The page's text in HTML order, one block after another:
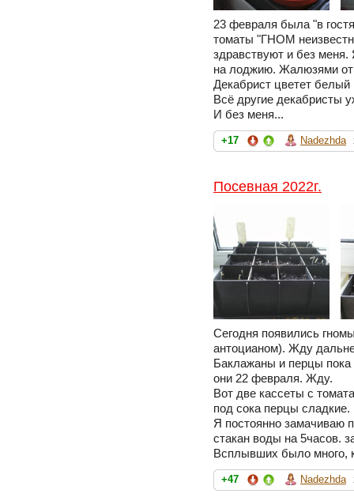
23 февраля была "в
томаты "ГНОМ
здравствуют и без
на лоджию. Жалюзями
Декабрист цветет белый
Всё другие декабристы
И без меня...
+17 Nadezhda
Посевная 2022г.
Сегодня появились
антоцианом). Жду
Баклажаны и перцы
они 22 февраля. Жду.
Вот две кассеты с
под сока перцы
Я постоянно замачиваю
стакан воды на 5часов.
Всплывших было много,
+47 Nadezhda